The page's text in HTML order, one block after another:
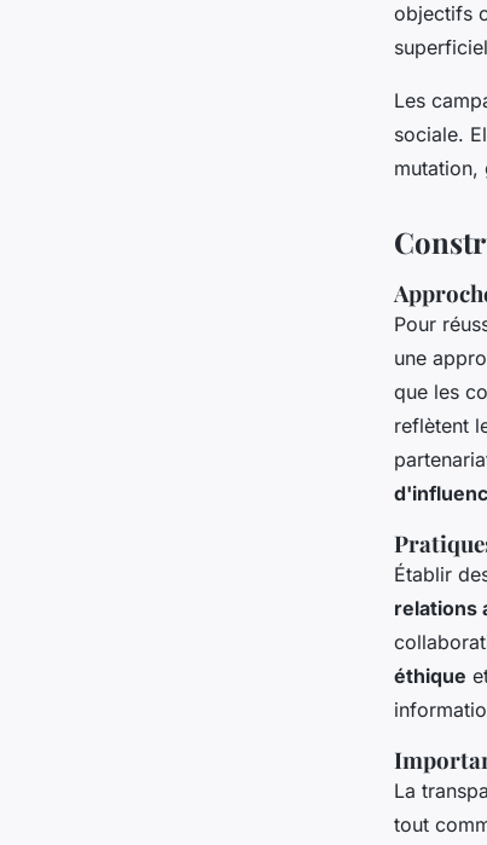
objectifs
Les
sociale.
mutation,
Pour
une
que les
reflètent
Établir
relations
éthique
La
tout